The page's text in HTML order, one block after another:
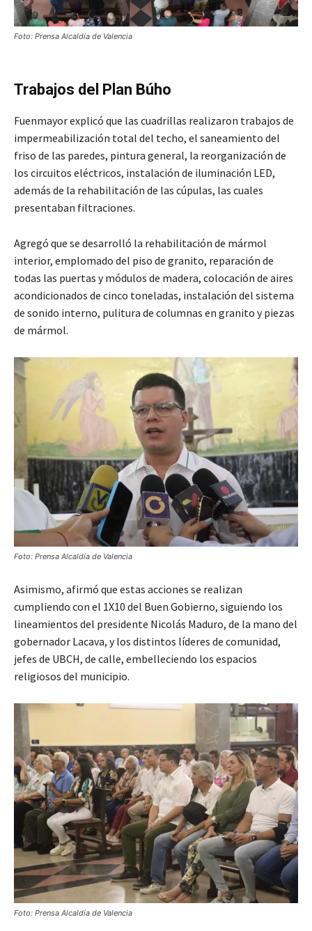
Foto: Prensa Alcaldía de Valencia
Trabajos del Plan Búho
Fuenmayor explicó que las cuadrillas realizaron trabajos de
impermeabilización total del techo, el saneamiento del
friso de las paredes, pintura general, la reorganización de
los circuitos eléctricos, instalación de iluminación LED,
además de la rehabilitación de las cúpulas, las cuales
presentaban filtraciones.
Agregó que se desarrolló la rehabilitación de mármol
interior, emplomado del piso de granito, reparación de
todas las puertas y módulos de madera, colocación de aires
acondicionados de cinco toneladas, instalación del sistema
de sonido interno, pulitura de columnas en granito y piezas
de mármol.
Foto: Prensa Alcaldía de Valencia
Asimismo, afirmó que estas acciones se realizan
cumpliendo con el 1X10 del Buen Gobierno, siguiendo los
lineamientos del presidente Nicolás Maduro, de la mano del
gobernador Lacava, y los distintos líderes de comunidad,
jefes de UBCH, de calle, embelleciendo los espacios
religiosos del municipio.
Foto: Prensa Alcaldía de Valencia